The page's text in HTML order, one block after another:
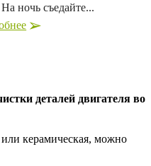
ночь съедайте...
деталей двигателя во
керамическая, можно